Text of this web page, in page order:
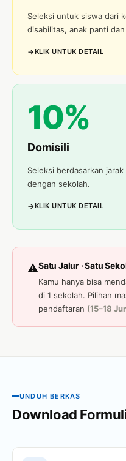
Seleksi untuk siswa dari
disabilitas, anak panti
KLIK UNTUK DETAIL
10%
Domisili
Seleksi berdasarkan
dengan sekolah.
KLIK UNTUK DETAIL
⚠️Satu Jalur · Satu
Kamu hanya bisa
di 1 sekolah. Pilihan
pendaftaran (15–18
UNDUH BERKAS
Download